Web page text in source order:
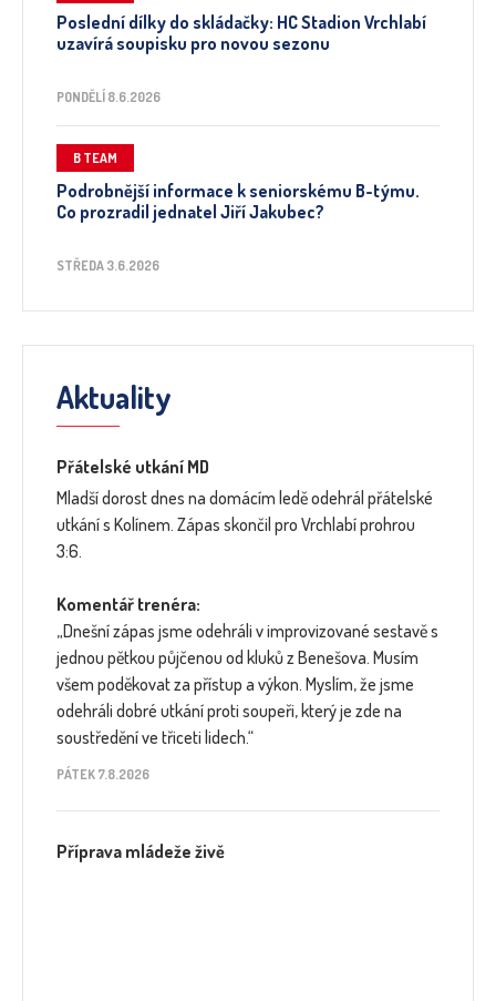
Poslední dílky do skládačky: HC Stadion Vrchlabí
uzavírá soupisku pro novou sezonu
PONDĚLÍ 8.6.2026
B TEAM
Podrobnější informace k seniorskému B-týmu.
Co prozradil jednatel Jiří Jakubec?
STŘEDA 3.6.2026
Aktuality
Přátelské utkání MD
Mladší dorost dnes na domácím ledě odehrál přátelské
utkání s Kolínem. Zápas skončil pro Vrchlabí prohrou
3:6.
Komentář trenéra:
„Dnešní zápas jsme odehráli v improvizované sestavě s
jednou pětkou půjčenou od kluků z Benešova. Musím
všem poděkovat za přístup a výkon. Myslím, že jsme
odehráli dobré utkání proti soupeři, který je zde na
soustředění ve třiceti lidech.“
PÁTEK 7.8.2026
Příprava mládeže živě